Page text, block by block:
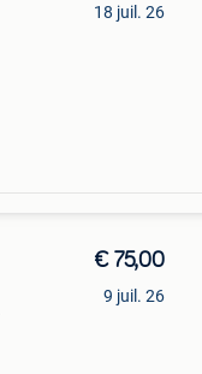
18 juil. 26
€ 75,00
9 juil. 26